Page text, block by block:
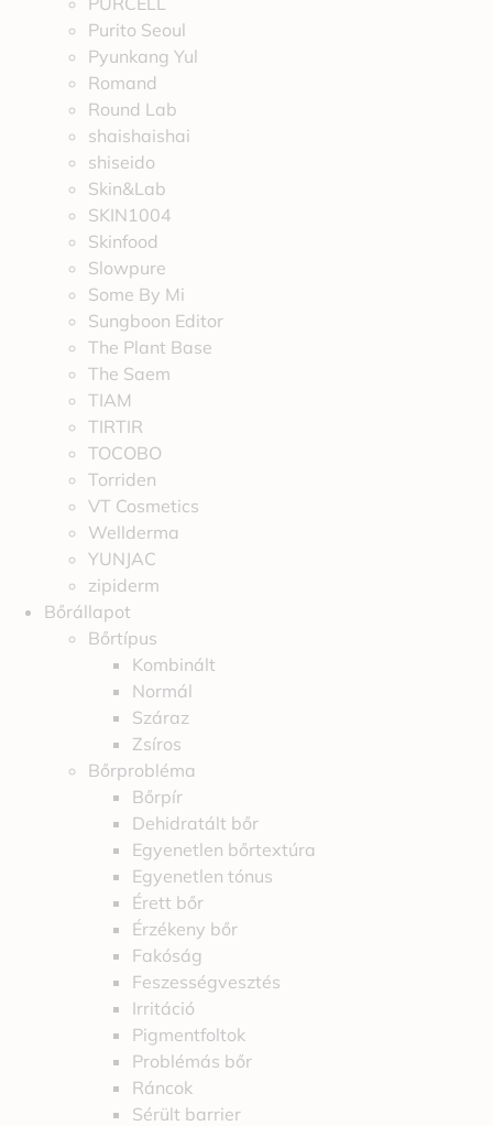
Purito Seoul
Pyunkang Yul
Romand
Round Lab
shaishaishai
shiseido
Skin&Lab
SKIN1004
Skinfood
Slowpure
Some By Mi
Sungboon Editor
The Plant Base
The Saem
TIAM
TIRTIR
TOCOBO
Torriden
VT Cosmetics
Wellderma
YUNJAC
zipiderm
Bőrállapot
Bőrtípus
Kombinált
Normál
Száraz
Zsíros
Bőrprobléma
Bőrpír
Dehidratált bőr
Egyenetlen bőrtextúra
Egyenetlen tónus
Érett bőr
Érzékeny bőr
Fakóság
Feszességvesztés
Irritáció
Pigmentfoltok
Problémás bőr
Ráncok
Sérült barrier